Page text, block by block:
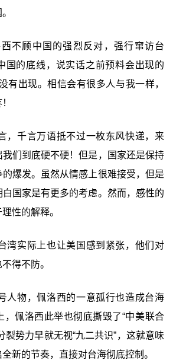
不顾中国的强烈反对，强行窜访台
国的底线，说实话之前预料会出现的
有出现。相信会有很多人与我一样，
，千言万语抵不过一枚东风快递，来
我们到底硬不硬！但是，国家还是保持
爆发。虽然从情感上很难接受，但是
国家是有更多的考虑。然而，感性的
性的解释。
湾实际上也让美国感到紧张，他们对
得不防。
人物，佩洛西的一意孤行也造成台海
，佩洛西此举也彻底撕毁了“中美联合
裂势力早就无视“九二共识”，这就意味
新的节奏，直接对台海彻底控制。